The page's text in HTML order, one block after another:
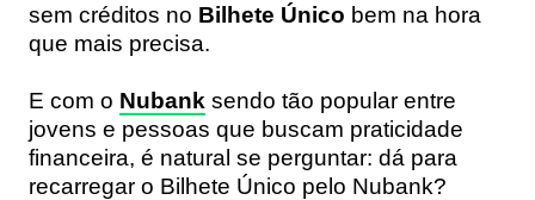
sem créditos no Bilhete Único bem na hora
que mais precisa.
E com o Nubank sendo tão popular entre
jovens e pessoas que buscam praticidade
financeira, é natural se perguntar: dá para
recarregar o Bilhete Único pelo Nubank?